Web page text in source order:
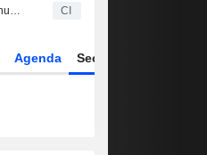
Advanced Drainage Systems anuncia un dividendo trimestral en efectivo pagadero el 15 de septiembre de 2026 CI
Agenda Sector